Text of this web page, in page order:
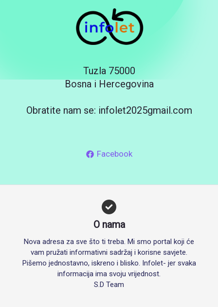
Tuzla 75000
Bosna i Hercegovina
Obratite nam se: infolet2025gmail.com
Facebook
O nama
Nova adresa za sve što ti treba. Mi smo portal koji će
vam pružati informativni sadržaj i korisne savjete.
Pišemo jednostavno, iskreno i blisko. Infolet- jer svaka
informacija ima svoju vrijednost.
S.D Team